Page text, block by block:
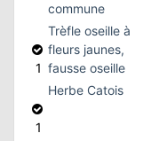
commune
1
Trèfle oseille à
fleurs jaunes,
fausse oseille
1
Herbe Catois